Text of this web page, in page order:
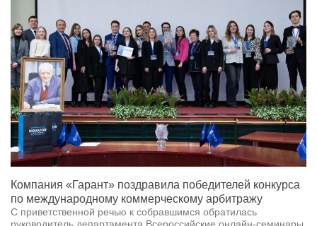
Компания «Гарант» поздравила победителей конкурса
по международному коммерческому арбитражу
С приветственной речью к собравшимся обратилась